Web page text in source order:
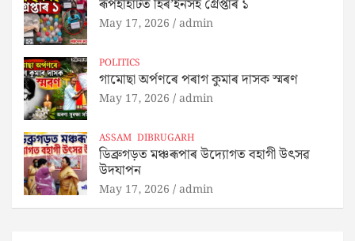
ৰূপহীহাটত হিৰ’ইনসহ গ্ৰেপ্তাৰ ১
May 17, 2026 admin
POLITICS
গামোছা অৰ্পণৰে পৰাগ কুমাৰ দাসক স্মৰণ
May 17, 2026 admin
ASSAM DIBRUGARH
ডিব্ৰুগড়ত মঞ্চৰূপাৰ উদ্যোগত বহাগী উৎসৱ
উদযাপন
May 17, 2026 admin